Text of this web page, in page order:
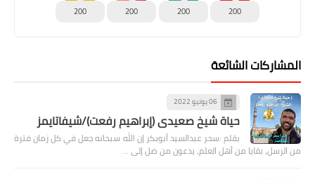
200
200
200
200
المشاركات الشائعة
06 يونيو 2022
حياة شيخ صعيدى (إبراهيم رفعت)/شيفاتايمز
بقلم :سحر عبدالسيد أبوبكر إن الله سبحانه جعل في كل زمان فترة
من الرسل، بقايا من أهل العلم، يدعون من ضل إلى …